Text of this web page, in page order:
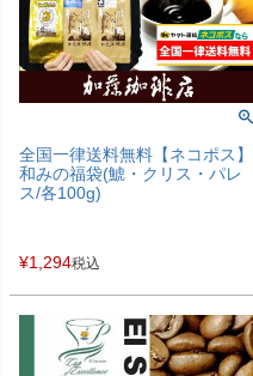
全国一律送料無料【ネコポス】
和みの福袋(鯱・クリス・パレ
ス/各100g)
¥1,294税込